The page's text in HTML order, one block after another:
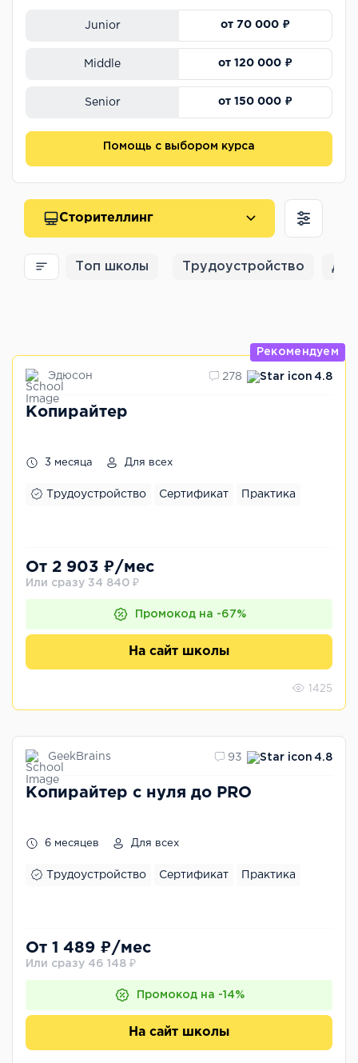
Junior от 70 000 ₽
Middle от 120 000 ₽
Senior от 150 000 ₽
Помощь с выбором курса
Сторителлинг
Топ школы Трудоустройство
Рекомендуем
Эдюсон 278 4.8
Копирайтер
3 месяца Для всех
Трудоустройство Сертификат Практика
От 2 903 ₽/мес
Или сразу 34 840 ₽
Промокод на -67%
На сайт школы
1425
GeekBrains 93 4.8
Копирайтер с нуля до PRO
6 месяцев Для всех
Трудоустройство Сертификат Практика
От 1 489 ₽/мес
Или сразу 46 148 ₽
Промокод на -14%
На сайт школы